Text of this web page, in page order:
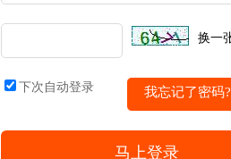
换一
下次自动登录 我忘记了密码?